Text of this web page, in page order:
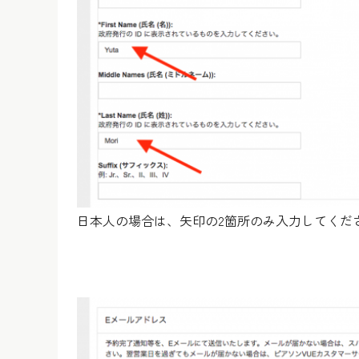
日本人の場合は、矢印の2箇所のみ入力してくだ